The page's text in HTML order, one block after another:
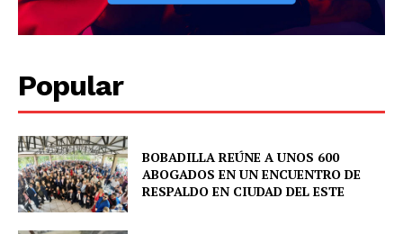
Company
Popular
BOBADILLA REÚNE A UNOS 600
ABOGADOS EN UN ENCUENTRO DE
RESPALDO EN CIUDAD DEL ESTE